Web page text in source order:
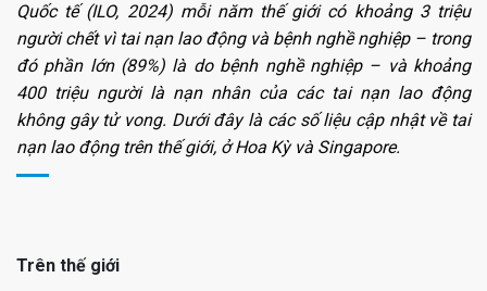
Quốc tế (ILO, 2024) mỗi năm thế giới có khoảng 3 triệu
người chết vì tai nạn lao động và bệnh nghề nghiệp – trong
đó phần lớn (89%) là do bệnh nghề nghiệp – và khoảng
400 triệu người là nạn nhân của các tai nạn lao động
không gây tử vong. Dưới đây là các số liệu cập nhật về tai
nạn lao động trên thế giới, ở Hoa Kỳ và Singapore.
Trên thế giới